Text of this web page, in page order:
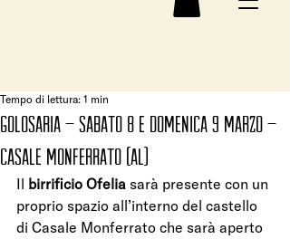
Golosaria – sabato 8 e domenica 9 marzo –
Casale monferrato (AL)
Tempo di lettura: 1 min
Il birrificio Ofelia sarà presente con un
proprio spazio all’interno del castello
di Casale Monferrato che sarà aperto